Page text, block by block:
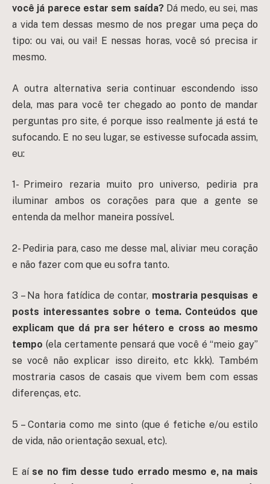
você já parece estar sem saída?Dá medo, eu sei, mas
a vida tem dessas mesmo de nos pregar uma peça do
tipo: ou vai, ou vai! E nessas horas, você só precisa ir
mesmo.
A outra alternativa seria continuar escondendo isso
dela, mas para você ter chegado ao ponto de mandar
perguntas pro site, é porque isso realmente já está te
sufocando. E no seu lugar, se estivesse sufocada assim,
eu:
1- Primeiro rezaria muito pro universo, pediria pra
iluminar ambos os corações para que a gente se
entenda da melhor maneira possível.
2- Pediria para, caso me desse mal, aliviar meu coração
e não fazer com que eu sofra tanto.
3 – Na hora fatídica de contar, mostraria pesquisas e
posts interessantes sobre o tema. Conteúdos que
explicam que dá pra ser hétero e cross ao mesmo
tempo (ela certamente pensará que você é “meio gay”
se você não explicar isso direito, etc kkk). Também
mostraria casos de casais que vivem bem com essas
diferenças, etc.
5 – Contaria como me sinto (que é fetiche e/ou estilo
de vida, não orientação sexual, etc).
E aíse no fim desse tudo errado mesmo e, na mais